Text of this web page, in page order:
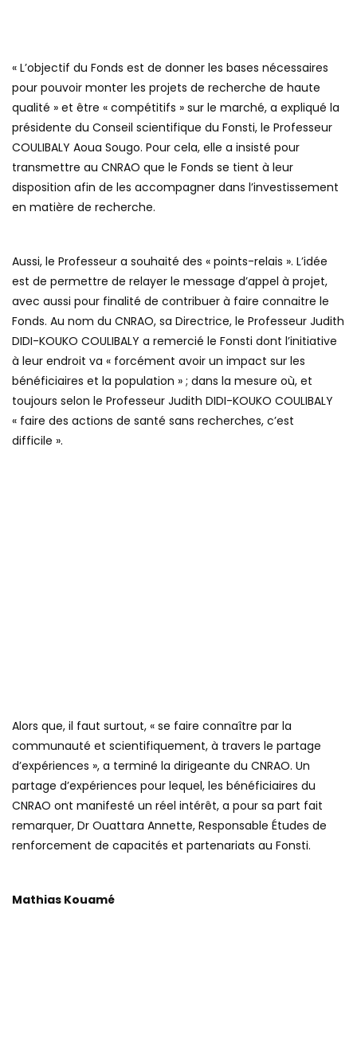
« L’objectif du Fonds est de donner les bases nécessaires
pour pouvoir monter les projets de recherche de haute
qualité » et être « compétitifs » sur le marché, a expliqué la
présidente du Conseil scientifique du Fonsti, le Professeur
COULIBALY Aoua Sougo. Pour cela, elle a insisté pour
transmettre au CNRAO que le Fonds se tient à leur
disposition afin de les accompagner dans l’investissement
en matière de recherche.
Aussi, le Professeur a souhaité des « points-relais ». L’idée
est de permettre de relayer le message d’appel à projet,
avec aussi pour finalité de contribuer à faire connaitre le
Fonds. Au nom du CNRAO, sa Directrice, le Professeur Judith
DIDI-KOUKO COULIBALY a remercié le Fonsti dont l’initiative
à leur endroit va « forcément avoir un impact sur les
bénéficiaires et la population » ; dans la mesure où, et
toujours selon le Professeur Judith DIDI-KOUKO COULIBALY
« faire des actions de santé sans recherches, c’est
difficile ».
Alors que, il faut surtout, « se faire connaître par la
communauté et scientifiquement, à travers le partage
d’expériences », a terminé la dirigeante du CNRAO. Un
partage d’expériences pour lequel, les bénéficiaires du
CNRAO ont manifesté un réel intérêt, a pour sa part fait
remarquer, Dr Ouattara Annette, Responsable Études de
renforcement de capacités et partenariats au Fonsti.
Mathias Kouamé